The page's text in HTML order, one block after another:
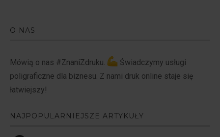
O NAS
Mówią o nas #ZnaniZdruku.
Świadczymy usługi
poligraficzne dla biznesu. Z nami druk online staje się
łatwiejszy!
NAJPOPULARNIEJSZE ARTYKUŁY